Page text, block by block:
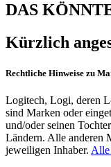
DAS
Kürzlich
Rechtliche Hinweise zu
Logitech, Logi, deren
sind Marken oder
und/oder seinen
Ländern. Alle anderen
jeweiligen Inhaber. Alle